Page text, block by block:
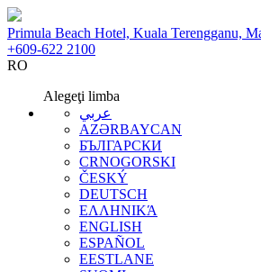
Primula Beach Hotel, Kuala Terengganu,
+609-622 2100
RO
Alegeţi limba
عربي
AZƏRBAYCAN
БЪЛГАРСКИ
CRNOGORSKI
ČESKÝ
DEUTSCH
ΕΛΛΗΝΙΚΆ
ENGLISH
ESPAÑOL
EESTLANE